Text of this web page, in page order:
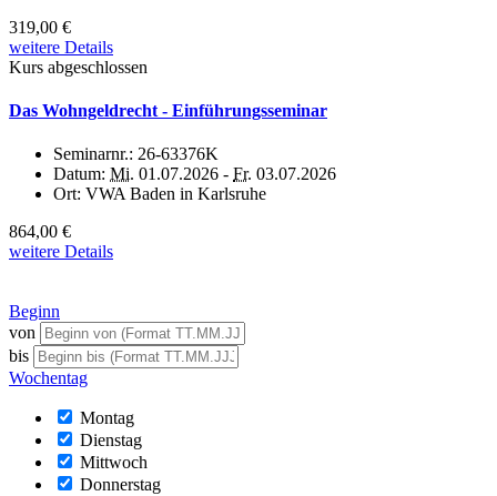
319,00 €
weitere Details
Kurs abgeschlossen
Das Wohngeldrecht - Einführungsseminar
Seminarnr.: 26-63376K
Datum: Mi. 01.07.2026 - Fr. 03.07.2026
Ort: VWA Baden in Karlsruhe
864,00 €
weitere Details
Beginn
von
bis
Wochentag
Montag
Dienstag
Mittwoch
Donnerstag